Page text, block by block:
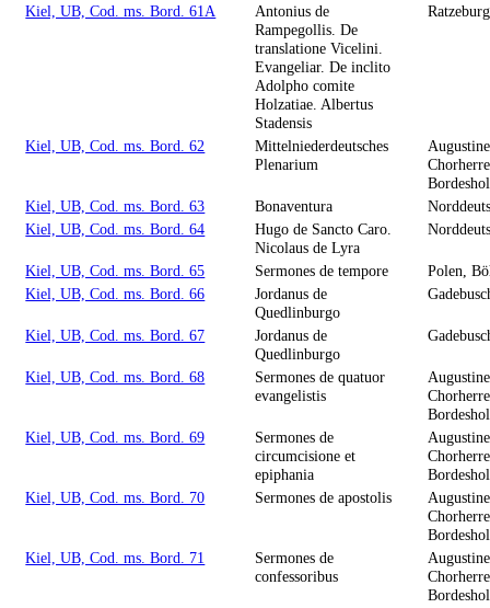
Kiel, UB, Cod. ms. Bord. 61A
Antonius de
Rampegollis. De
translatione Vicelini.
Evangeliar. De inclito
Adolpho comite
Holzatiae. Albertus
Stadensis
Ratzeburg
Kiel, UB, Cod. ms. Bord. 62
Mittelniederdeutsches
Plenarium
Kiel, UB, Cod. ms. Bord. 63
Bonaventura
Kiel, UB, Cod. ms. Bord. 64
Hugo de Sancto Caro.
Nicolaus de Lyra
Kiel, UB, Cod. ms. Bord. 65 Sermones de tempore
Polen,
Kiel, UB, Cod. ms. Bord. 66
Jordanus de
Quedlinburgo
Kiel, UB, Cod. ms. Bord. 67
Jordanus de
Quedlinburgo
Kiel, UB, Cod. ms. Bord. 68
Sermones de quatuor
evangelistis
Kiel, UB, Cod. ms. Bord. 69
Sermones de
circumcisione et
epiphania
Kiel, UB, Cod. ms. Bord. 70
Sermones de apostolis
Kiel, UB, Cod. ms. Bord. 71
Sermones de
confessoribus